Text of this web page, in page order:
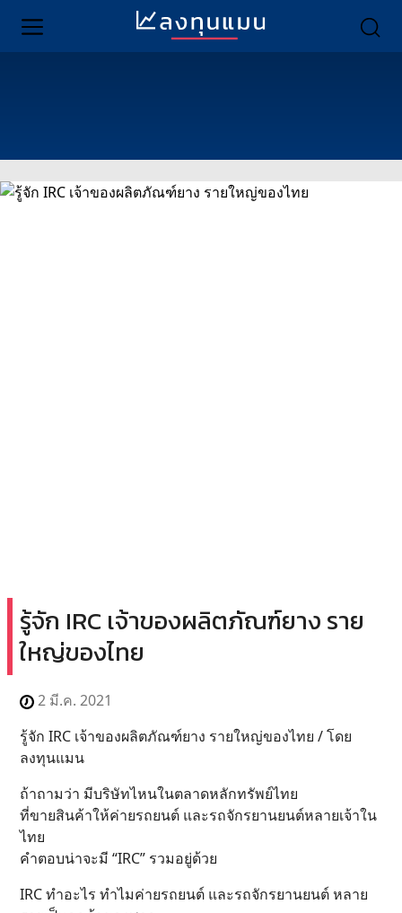
รู้จัก IRC เจ้าของผลิตภัณฑ์ยาง ราย
ใหญ่ของไทย
2 มี.ค. 2021
รู้จัก IRC เจ้าของผลิตภัณฑ์ยาง รายใหญ่ของไทย / โดย
ลงทุนแมน
ถ้าถามว่า มีบริษัทไหนในตลาดหลักทรัพย์ไทย
ที่ขายสินค้าให้ค่ายรถยนต์ และรถจักรยานยนต์หลายเจ้าใน
ไทย
คำตอบน่าจะมี “IRC” รวมอยู่ด้วย
IRC ทำอะไร ทำไมค่ายรถยนต์ และรถจักรยานยนต์ หลาย